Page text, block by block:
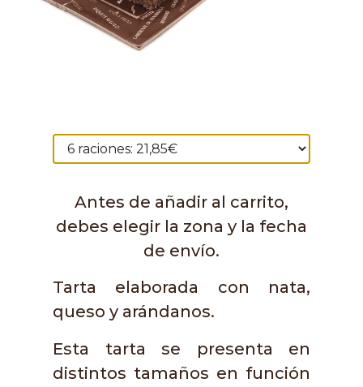
Antes de añadir al carrito,
debes elegir la zona y la fecha
de envío.
Tarta elaborada con nata,
queso y arándanos.
Esta tarta se presenta en
distintos tamaños en función